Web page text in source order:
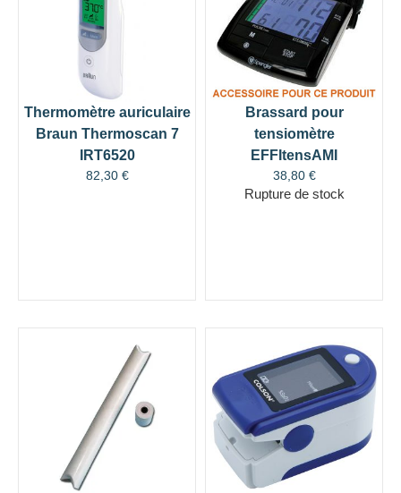
Thermomètre auriculaire
Braun Thermoscan 7
IRT6520
82,30 €
Brassard pour
tensiomètre
EFFItensAMI
38,80 €
Rupture de stock